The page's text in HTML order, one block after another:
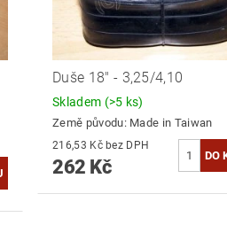
Duše 18" - 3,25/4,10
Skladem (>5 ks)
Země původu: Made in Taiwan
216,53 Kč bez DPH
262 Kč